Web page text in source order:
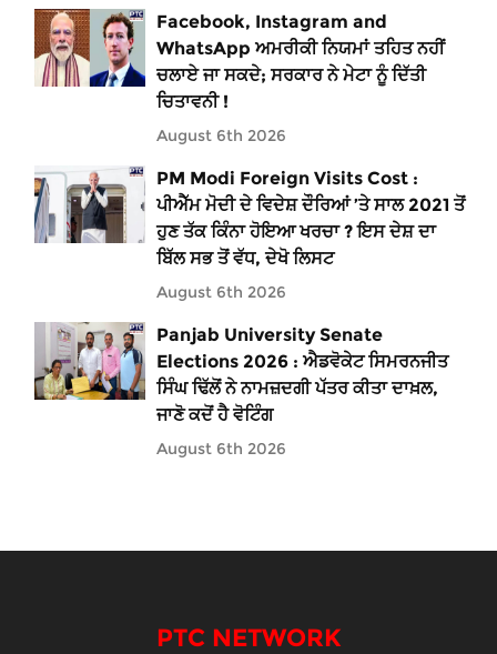
Facebook, Instagram and
WhatsApp ਅਮਰੀਕੀ ਨਿਯਮਾਂ ਤਹਿਤ ਨਹੀਂ
ਚਲਾਏ ਜਾ ਸਕਦੇ; ਸਰਕਾਰ ਨੇ ਮੇਟਾ ਨੂੰ ਦਿੱਤੀ
ਚਿਤਾਵਨੀ !
August 6th 2026
PM Modi Foreign Visits Cost :
ਪੀਐੱਮ ਮੋਦੀ ਦੇ ਵਿਦੇਸ਼ ਦੌਰਿਆਂ ’ਤੇ ਸਾਲ 2021 ਤੋਂ
ਹੁਣ ਤੱਕ ਕਿੰਨਾ ਹੋਇਆ ਖਰਚਾ ? ਇਸ ਦੇਸ਼ ਦਾ
ਬਿੱਲ ਸਭ ਤੋਂ ਵੱਧ, ਦੇਖੋ ਲਿਸਟ
August 6th 2026
Panjab University Senate
Elections 2026 : ਐਡਵੋਕੇਟ ਸਿਮਰਨਜੀਤ
ਸਿੰਘ ਢਿੱਲੋਂ ਨੇ ਨਾਮਜ਼ਦਗੀ ਪੱਤਰ ਕੀਤਾ ਦਾਖ਼ਲ,
ਜਾਣੋ ਕਦੋਂ ਹੈ ਵੋਟਿੰਗ
August 6th 2026
PTC NETWORK